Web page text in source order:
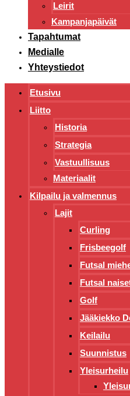
Leirit
Kampanjapäivät
Tapahtumat
Medialle
Yhteystiedot
Etusivu
Liitto
Historia
Strategia
Vastuullisuus
Materiaalit
Kilpailu ja valmennus
Lajit
Curling
Frisbeegolf
Futsal
Futsal
Golf
Jääkiekko
Keilailu
Suunnistus
Yleisurheilu